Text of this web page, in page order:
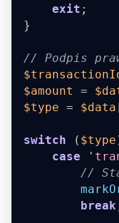
exit ;
}
// Podpis
$amount
=
$type = $data
switch ( $type
case
//
break